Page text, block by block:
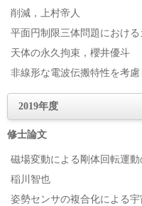
削減，上村帝人
平面円制限三体問題におけ
天体の永久拘束，櫻井優斗
非線形な電波伝搬特性を考
2019年度
修士論文
磁場変動による剛体回転運
稲川智也
姿勢センサの複合化による